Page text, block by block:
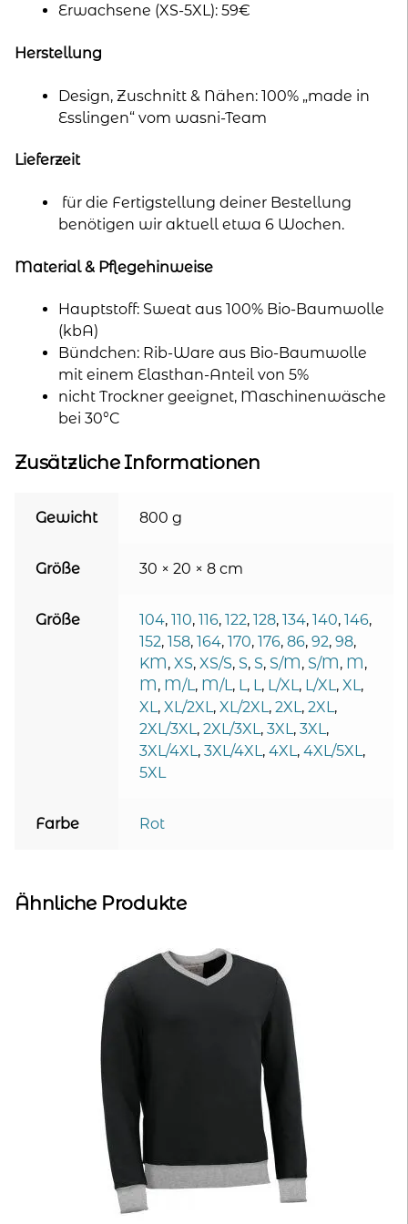
Erwachsene (XS-5XL): 59€
Herstellung
Design, Zuschnitt & Nähen: 100% „made in
Esslingen“ vom wasni-Team
Lieferzeit
für die Fertigstellung deiner Bestellung
benötigen wir aktuell etwa 6 Wochen.
Material & Pflegehinweise
Hauptstoff: Sweat aus 100% Bio-Baumwolle
(kbA)
Bündchen: Rib-Ware aus Bio-Baumwolle
mit einem Elasthan-Anteil von 5%
nicht Trockner geeignet, Maschinenwäsche
bei 30°C
Zusätzliche Informationen
Gewicht 800 g
Größe 30 × 20 × 8 cm
Größe 104, 110, 116, 122, 128, 134, 140, 146,
152, 158, 164, 170, 176, 86, 92, 98,
KM, XS, XS/S, S, S, S/M, S/M, M,
M, M/L, M/L, L, L, L/XL, L/XL, XL,
XL, XL/2XL, XL/2XL, 2XL, 2XL,
2XL/3XL, 2XL/3XL, 3XL, 3XL,
3XL/4XL, 3XL/4XL, 4XL, 4XL/5XL,
5XL
Farbe Rot
Ähnliche Produkte